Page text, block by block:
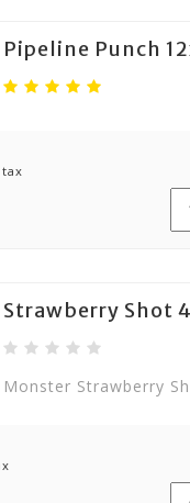
Pipeline Punch
Strawberry Shot
Monster Strawberry